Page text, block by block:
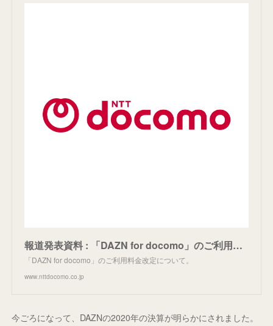
報道発表資料 : 「DAZN for docomo」のご利用料金改定について | お知らせ | NTTドコモ
「DAZN for docomo」のご利用料金改定について。
www.nttdocomo.co.jp
今ごろになって、DAZNの2020年の決算が明らかにされました。